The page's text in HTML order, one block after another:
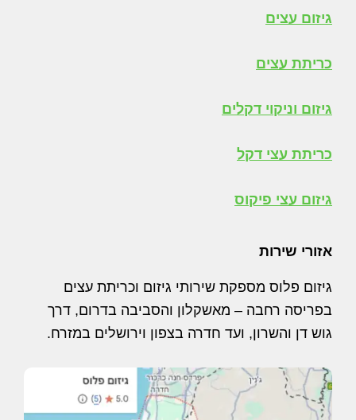
גיזום עצים
כריתת עצים
גיזום וניקוי דקלים
כריתת עצי דקל
גיזום עצי פיקוס
אזורי שירות
גיזום פלוס מספקת שירותי גיזום וכריתת עצים
בפריסה רחבה – מאשקלון והסביבה בדרום, דרך
גוש דן והשרון, ועד חדרה בצפון וירושלים במזרח.